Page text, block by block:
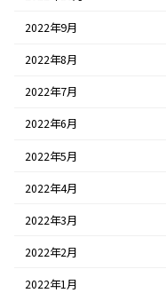
2022年9月
2022年8月
2022年7月
2022年6月
2022年5月
2022年4月
2022年3月
2022年2月
2022年1月